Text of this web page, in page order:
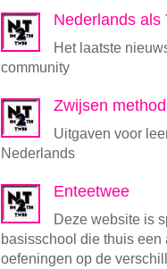
Nederlands als
Het laatste
community
Zwijsen
Uitgaven voor
Nederlands
Enteetwee
Deze website is
basisschool die thuis
oefeningen op de